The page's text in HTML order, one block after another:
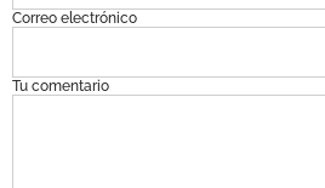
Correo electrónico
Tu comentario